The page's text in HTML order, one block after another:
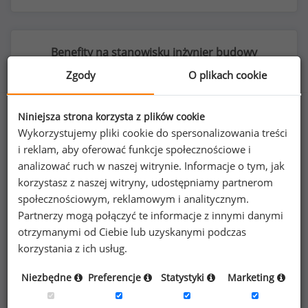
Benefity na stanowisku inżynier budowy
37%
telefon komórkowy do użytku prywatnego
Zgody O plikach cookie
Niniejsza strona korzysta z plików cookie
Wykorzystujemy pliki cookie do spersonalizowania treści
i reklam, aby oferować funkcje społecznościowe i
analizować ruch w naszej witrynie. Informacje o tym, jak
korzystasz z naszej witryny, udostępniamy partnerom
społecznościowym, reklamowym i analitycznym.
Partnerzy mogą połączyć te informacje z innymi danymi
otrzymanymi od Ciebie lub uzyskanymi podczas
korzystania z ich usług.
Niezbędne Preferencje Statystyki Marketing